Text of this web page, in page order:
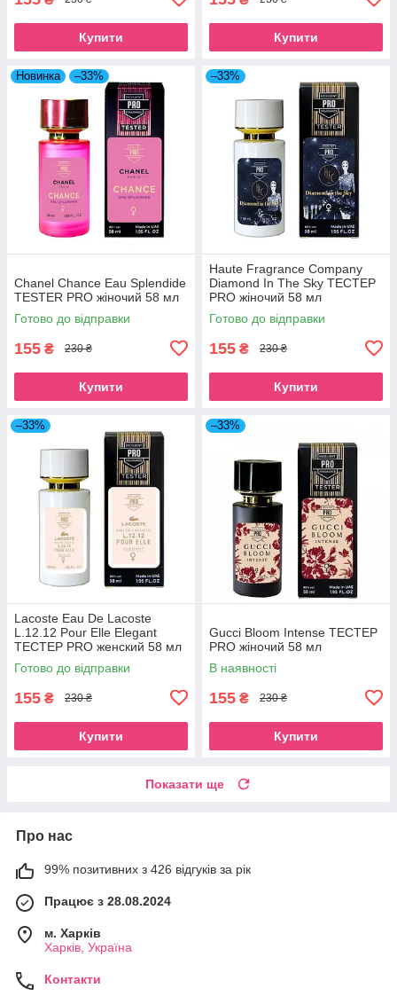
Купити Купити
Новинка –33%
Chanel Chance Eau Splendide
TESTER PRO жіночий 58 мл
Готово до відправки
155 ₴ 230 ₴
Купити
–33%
Haute Fragrance Company
Diamond In The Sky TECТЕР
PRO жіночий 58 мл
Готово до відправки
155 ₴ 230 ₴
Купити
–33%
Lacoste Eau De Lacoste
L.12.12 Pour Elle Elegant
ТЕСТЕР PRO женский 58 мл
Готово до відправки
155 ₴ 230 ₴
Купити
–33%
Gucci Bloom Intense TEСТЕР
PRO жіночий 58 мл
В наявності
155 ₴ 230 ₴
Купити
Показати ще
Про нас
99% позитивних з 426 відгуків за рік
Працює з 28.08.2024
м. Харків
Харків, Україна
Контакти